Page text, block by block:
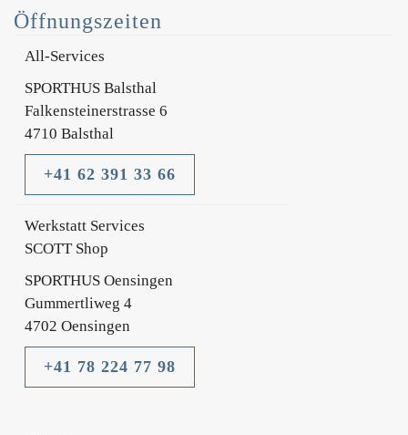
Öffnungszeiten
All-Services
SPORTHUS Balsthal
Falkensteinerstrasse 6
4710 Balsthal
+41 62 391 33 66
Werkstatt Services
SCOTT Shop
SPORTHUS Oensingen
Gummertliweg 4
4702 Oensingen
+41 78 224 77 98